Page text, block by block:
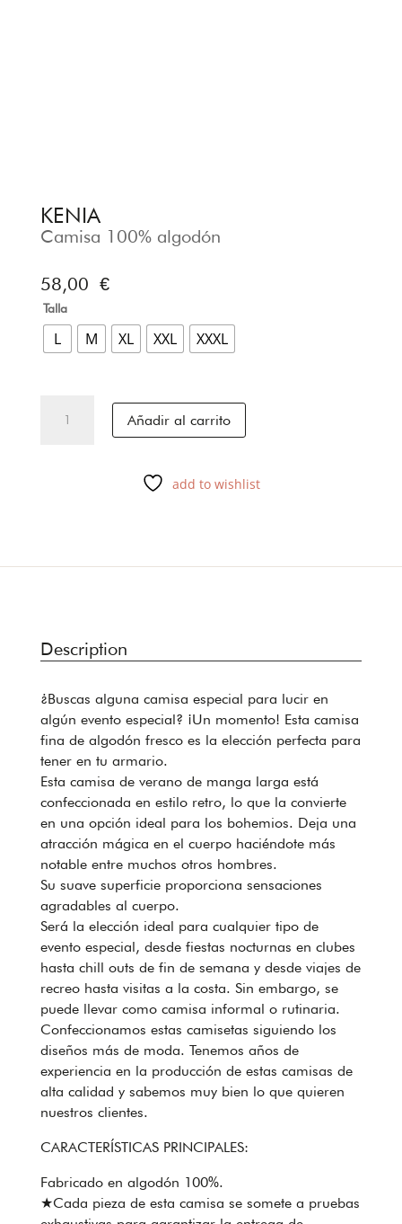
KENIA
Camisa 100% algodón
58,00 €
Talla
L M XL XXL XXXL
cantidad
Añadir al carrito
add to wishlist
Description
¿Buscas alguna camisa especial para lucir en
algún evento especial? ¡Un momento! Esta camisa
fina de algodón fresco es la elección perfecta para
tener en tu armario.
Esta camisa de verano de manga larga está
confeccionada en estilo retro, lo que la convierte
en una opción ideal para los bohemios. Deja una
atracción mágica en el cuerpo haciéndote más
notable entre muchos otros hombres.
Su suave superficie proporciona sensaciones
agradables al cuerpo.
Será la elección ideal para cualquier tipo de
evento especial, desde fiestas nocturnas en clubes
hasta chill outs de fin de semana y desde viajes de
recreo hasta visitas a la costa. Sin embargo, se
puede llevar como camisa informal o rutinaria.
Confeccionamos estas camisetas siguiendo los
diseños más de moda. Tenemos años de
experiencia en la producción de estas camisas de
alta calidad y sabemos muy bien lo que quieren
nuestros clientes.
CARACTERÍSTICAS PRINCIPALES:
Fabricado en algodón 100%.
★Cada pieza de esta camisa se somete a pruebas